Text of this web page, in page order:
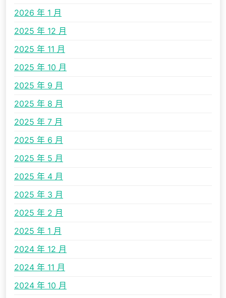
2026 年 1 月
2025 年 12 月
2025 年 11 月
2025 年 10 月
2025 年 9 月
2025 年 8 月
2025 年 7 月
2025 年 6 月
2025 年 5 月
2025 年 4 月
2025 年 3 月
2025 年 2 月
2025 年 1 月
2024 年 12 月
2024 年 11 月
2024 年 10 月